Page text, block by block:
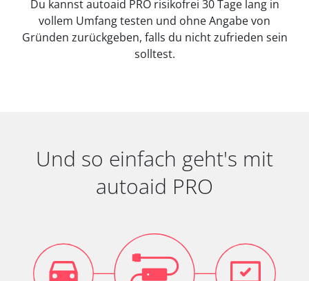
Du kannst autoaid PRO risikofrei 30 Tage lang in
vollem Umfang testen und ohne Angabe von
Gründen zurückgeben, falls du nicht zufrieden sein
solltest.
Und so einfach geht's mit
autoaid PRO